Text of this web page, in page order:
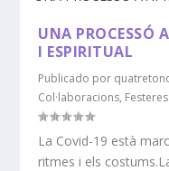
UNA PROCESSÓ
I ESPIRITUAL
Publicado por
Col·laboracions,
La Covid-19 està
ritmes i els